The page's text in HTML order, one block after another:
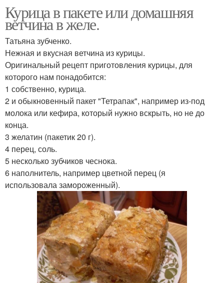
Курица в пакете или домашняя
ветчина в желе.
Татьяна зубченко.
Нежная и вкусная ветчина из курицы.
Оригинальный рецепт приготовления курицы, для
которого нам понадобится:
1 собственно, курица.
2 и обыкновенный пакет "Тетрапак", например из-под
молока или кефира, который нужно вскрыть, но не до
конца.
3 желатин (пакетик 20 г).
4 перец, соль.
5 несколько зубчиков чеснока.
6 наполнитель, например цветной перец (я
использовала замороженный).